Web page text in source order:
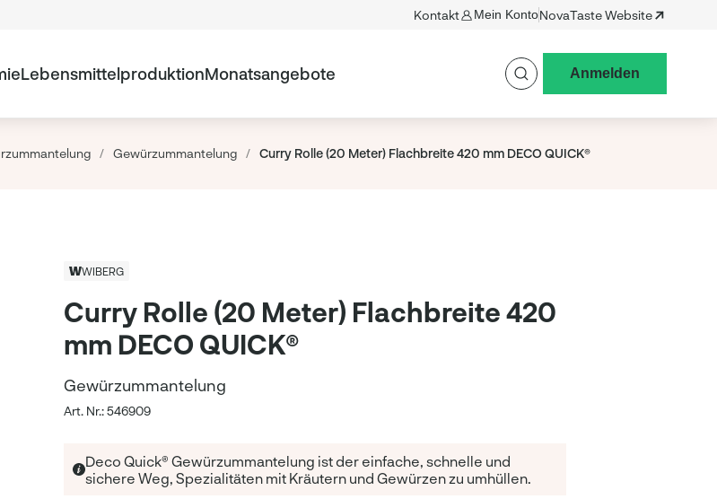
Kontakt Mein KontoNovaTaste Website
LebensmittelproduktionMonatsangebote Anmelden
/ Gewürzummantelung / Curry Rolle (20 Meter) Flachbreite 420 mm DECO QUICK®
WIBERG
Curry Rolle (20 Meter) Flachbreite 420
mm DECO QUICK®
Gewürzummantelung
Art. Nr.: 546909
Deco Quick® Gewürzummantelung ist der einfache, schnelle und
sichere Weg, Spezialitäten mit Kräutern und Gewürzen zu umhüllen.